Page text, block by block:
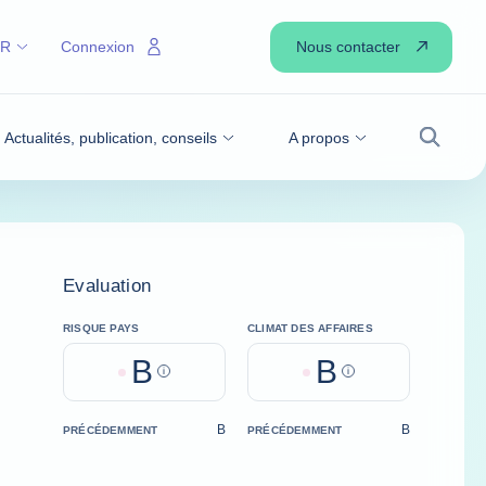
Actualités, publication, conseils A propos
Connexion Nous contacter
Evaluation
RISQUE PAYS
B Help
CLIMAT DES AFFAIRES
B Help
PRÉCÉDEMMENT B PRÉCÉDEMMENT B